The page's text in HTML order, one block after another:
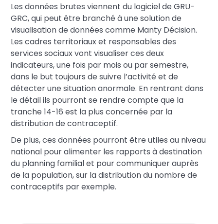
Les données brutes viennent du logiciel de GRU-
GRC, qui peut être branché à une solution de
visualisation de données comme Manty Décision.
Les cadres territoriaux et responsables des
services sociaux vont visualiser ces deux
indicateurs, une fois par mois ou par semestre,
dans le but toujours de suivre l’activité et de
détecter une situation anormale. En rentrant dans
le détail ils pourront se rendre compte que la
tranche 14-16 est la plus concernée par la
distribution de contraceptif.
De plus, ces données pourront être utiles au niveau
national pour alimenter les rapports à destination
du planning familial et pour communiquer auprès
de la population, sur la distribution du nombre de
contraceptifs par exemple.